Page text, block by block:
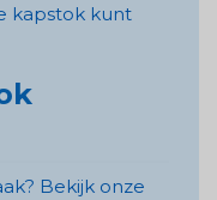
kapstok kunt
Bekijk onze